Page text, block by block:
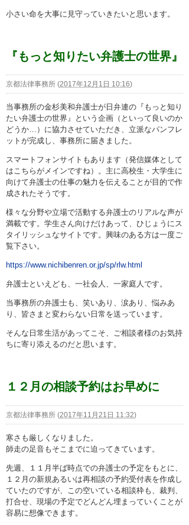
小さい命を大事に見守っていきたいと思います。
『もっと知りたい弁護士の世界』
京都法律事務所 (2017年12月1日 10:16)
当事務所の金杉美和弁護士が日弁連の『もっと知り
たい弁護士の世界』という企画（といって良いのか
どうか…）に協力させていただき、立派なパンフレ
ットが完成し、事務所に届きました。
スマートフォンサイトもあります（発信媒体として
はこちらがメインですね）。主に高校生・大学生に
向けて弁護士の仕事の魅力を伝えることが目的で作
成されたそうです。
様々な分野や立場で活動する弁護士のリアルな声が
満載です。学生さん向けだけあって、ひじょうにス
タイリッシュなサイトです。興味のある方は一度ご
覧下さい。
https://www.nichibenren.or.jp/sp/rlw.html
弁護士といえども、一社会人、一家庭人です。
当事務所の弁護士も、笑いあり、涙あり、悩みあ
り、皆さまと変わらない日常を送っています。
そんな日常生活があってこそ、ご相談者様のお気持
ちに寄り添えるのだと思います。
１２月の相談予約はお早めに
京都法律事務所 (2017年11月21日 11:32)
寒さも厳しくなりました。
師走の足音もそこまでに迫ってきています。
先週、１１月半ば時点での弁護士の予定をもとに、
１２月の新規あるいは再相談の予約受付表を作成し
ていたのですが、この空いている相談枠も、裁判、
打合せ、現場の予定でどんどん埋まっていくことが
容易に想像できます。